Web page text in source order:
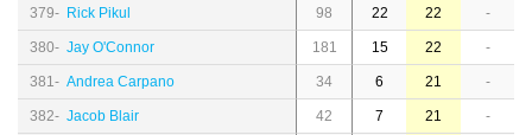
379- Rick Pikul 98 22 22 -
380- Jay O'Connor 181 15 22 -
381- Andrea Carpano 34 6 21 -
382- Jacob Blair 42 7 21 -